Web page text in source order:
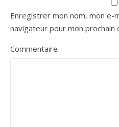
Enregistrer mon nom, mon e-
navigateur pour mon prochain
Commentaire